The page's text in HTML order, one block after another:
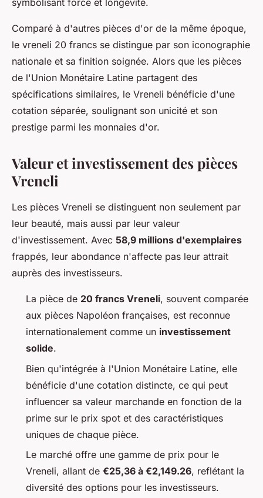
symbolisant force et longévité.
Comparé à d'autres pièces d'or de la même époque,
le vreneli 20 francs se distingue par son iconographie
nationale et sa finition soignée. Alors que les pièces
de l'Union Monétaire Latine partagent des
spécifications similaires, le Vreneli bénéficie d'une
cotation séparée, soulignant son unicité et son
prestige parmi les monnaies d'or.
Valeur et investissement des pièces
Vreneli
Les pièces Vreneli se distinguent non seulement par
leur beauté, mais aussi par leur valeur
d'investissement. Avec 58,9 millions d'exemplaires
frappés, leur abondance n'affecte pas leur attrait
auprès des investisseurs.
La pièce de 20 francs Vreneli, souvent comparée
aux pièces Napoléon françaises, est reconnue
internationalement comme un investissement
solide.
Bien qu'intégrée à l'Union Monétaire Latine, elle
bénéficie d'une cotation distincte, ce qui peut
influencer sa valeur marchande en fonction de la
prime sur le prix spot et des caractéristiques
uniques de chaque pièce.
Le marché offre une gamme de prix pour le
Vreneli, allant de €25,36 à €2,149.26, reflétant la
diversité des options pour les investisseurs.